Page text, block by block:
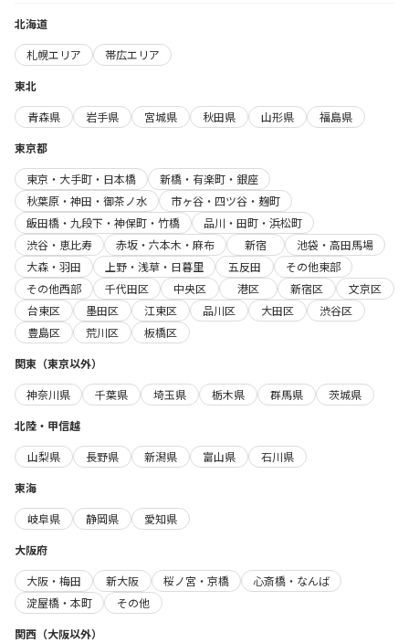
北海道
札幌エリア
帯広エリア
東北
青森県
岩手県 宮城県 秋田県 山形県
福島県
東京都
東京・大手町・日本橋
新橋・有楽町・銀座
秋葉原・神田・御茶ノ水
市ヶ谷・四ツ谷・麹町
飯田橋・九段下・神保町・竹橋
品川・田町・浜松町
渋谷・恵比寿
赤坂・六本木・麻布 新宿
池袋・高田馬場
大森・羽田
上野・浅草・日暮里 五反田
その他東部
その他西部
千代田区 中央区 港区 新宿区
文京区
台東区
墨田区 江東区 品川区 大田区
渋谷区
豊島区
荒川区
板橋区
関東（東京以外）
神奈川県
千葉県 埼玉県 栃木県 群馬県
茨城県
北陸・甲信越
山梨県
長野県 新潟県 富山県
石川県
東海
岐阜県
静岡県
愛知県
大阪府
大阪・梅田
新大阪 桜ノ宮・京橋
心斎橋・なんば
淀屋橋・本町
その他
関西（大阪以外）